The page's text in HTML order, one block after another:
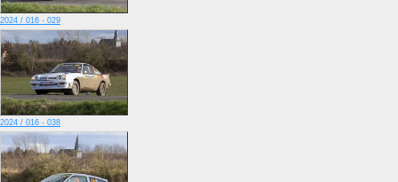
2024 / 016 - 029
2024 / 016 - 038